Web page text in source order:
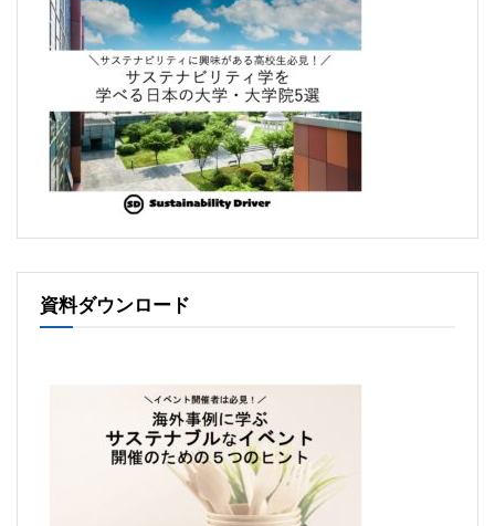
資料ダウンロード